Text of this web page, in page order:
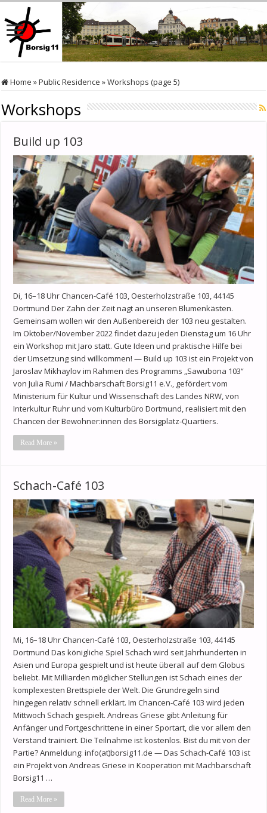
Home »Public Residence »Workshops (page 5)
Workshops
Build up 103
Di, 16–18 Uhr Chancen-Café 103, Oesterholzstraße 103, 44145
Dortmund Der Zahn der Zeit nagt an unseren Blumenkästen.
Gemeinsam wollen wir den Außenbereich der 103 neu gestalten.
Im Oktober/November 2022 findet dazu jeden Dienstag um 16 Uhr
ein Workshop mit Jaro statt. Gute Ideen und praktische Hilfe bei
der Umsetzung sind willkommen! — Build up 103 ist ein Projekt von
Jaroslav Mikhaylov im Rahmen des Programms „Sawubona 103“
von Julia Rumi / Machbarschaft Borsig11 e.V., gefördert vom
Ministerium für Kultur und Wissenschaft des Landes NRW, von
Interkultur Ruhr und vom Kulturbüro Dortmund, realisiert mit den
Chancen der Bewohner:innen des Borsigplatz-Quartiers.
Read More »
Schach-Café 103
Mi, 16–18 Uhr Chancen-Café 103, Oesterholzstraße 103, 44145
Dortmund Das königliche Spiel Schach wird seit Jahrhunderten in
Asien und Europa gespielt und ist heute überall auf dem Globus
beliebt. Mit Milliarden möglicher Stellungen ist Schach eines der
komplexesten Brettspiele der Welt. Die Grundregeln sind
hingegen relativ schnell erklärt. Im Chancen-Café 103 wird jeden
Mittwoch Schach gespielt. Andreas Griese gibt Anleitung für
Anfänger und Fortgeschrittene in einer Sportart, die vor allem den
Verstand trainiert. Die Teilnahme ist kostenlos. Bist du mit von der
Partie? Anmeldung: info(at)borsig11.de — Das Schach-Café 103 ist
ein Projekt von Andreas Griese in Kooperation mit Machbarschaft
Borsig11 …
Read More »